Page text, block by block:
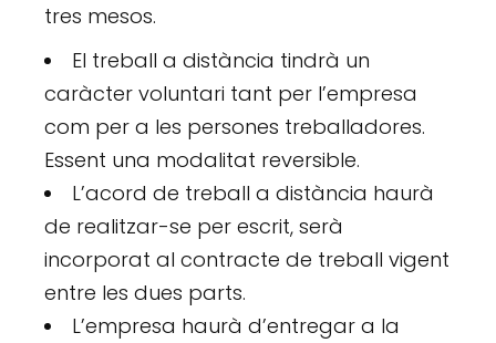
tres mesos.
El treball a distància tindrà un
caràcter voluntari tant per l’empresa
com per a les persones treballadores.
Essent una modalitat reversible.
L’acord de treball a distància haurà
de realitzar-se per escrit, serà
incorporat al contracte de treball vigent
entre les dues parts.
L’empresa haurà d’entregar a la